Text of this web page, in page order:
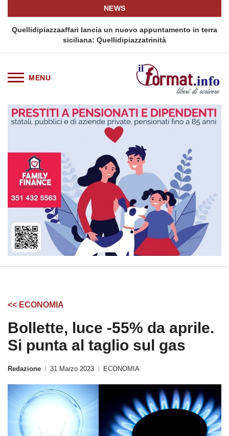
NEWS
Quellidipiazzaaffari lancia un nuovo appuntamento in terra
siciliana: Quellidipiazzatrinità
<< ECONOMIA
Bollette, luce -55% da aprile.
Si punta al taglio sul gas
Redazione 31 Marzo 2023 ECONOMIA